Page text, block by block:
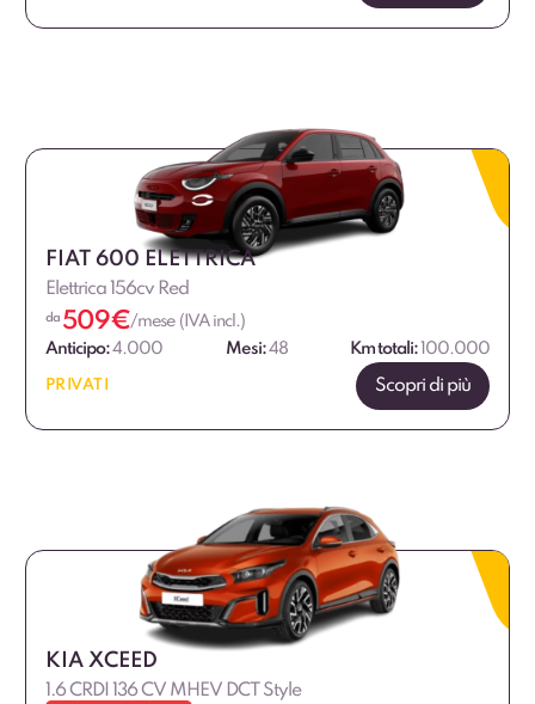
FIAT 600 ELETTRICA
Elettrica 156cv Red
da 509€/mese (IVA incl.)
Anticipo:4.000 Mesi:48 Km totali: 100.000
PRIVATI Scopri di più
KIA XCEED
1.6 CRDI 136 CV MHEV DCT Style